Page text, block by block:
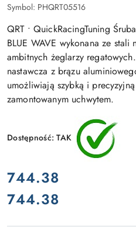
Symbol: PHQRT05516
QRT • QuickRacingTuning
BLUE WAVE wykonana ze
ambitnych żeglarzy
nastawcza z brązu
umożliwiają szybką i
zamontowanym uchwytem.
Dostępność:TAK
cena:
744.38
Cena:
744.38